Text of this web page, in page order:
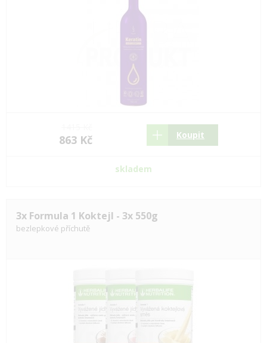
863 Kč Koupit
skladem
3x Formula 1 Koktejl - 3x 550g
bezlepkové příchutě